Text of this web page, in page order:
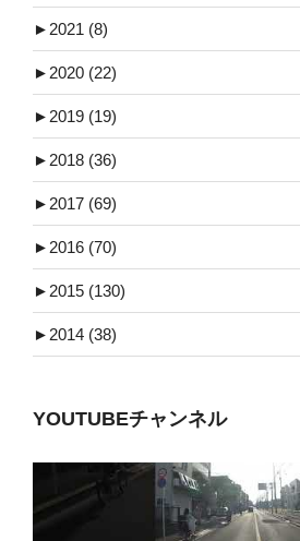
► 2021 (8)
► 2020 (22)
► 2019 (19)
► 2018 (36)
► 2017 (69)
► 2016 (70)
► 2015 (130)
► 2014 (38)
YOUTUBEチャンネル